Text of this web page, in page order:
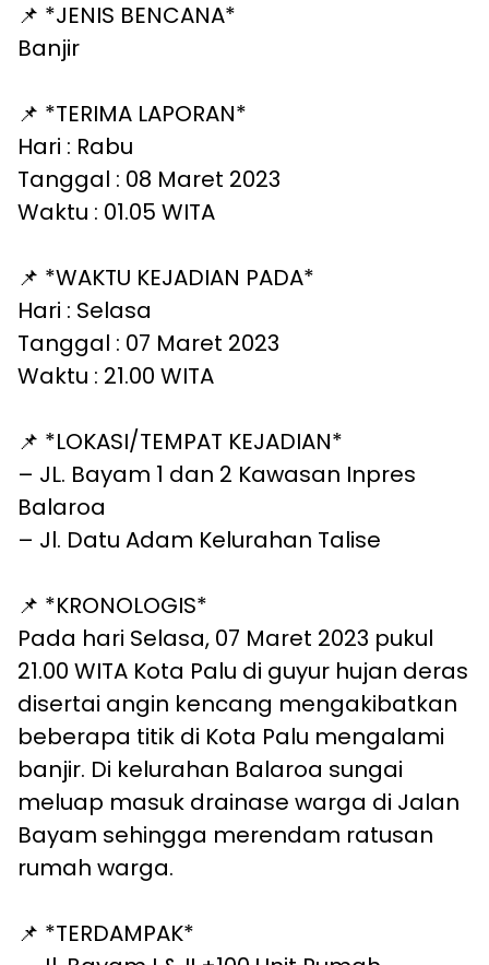
📌 *JENIS BENCANA*
Banjir
📌 *TERIMA LAPORAN*
Hari : Rabu
Tanggal : 08 Maret 2023
Waktu : 01.05 WITA
📌 *WAKTU KEJADIAN PADA*
Hari : Selasa
Tanggal : 07 Maret 2023
Waktu : 21.00 WITA
📌 *LOKASI/TEMPAT KEJADIAN*
– JL. Bayam 1 dan 2 Kawasan Inpres
Balaroa
– Jl. Datu Adam Kelurahan Talise
📌 *KRONOLOGIS*
Pada hari Selasa, 07 Maret 2023 pukul
21.00 WITA Kota Palu di guyur hujan deras
disertai angin kencang mengakibatkan
beberapa titik di Kota Palu mengalami
banjir. Di kelurahan Balaroa sungai
meluap masuk drainase warga di Jalan
Bayam sehingga merendam ratusan
rumah warga.
📌 *TERDAMPAK*